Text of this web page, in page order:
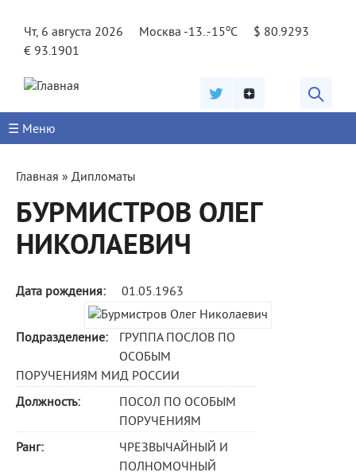
Чт, 6 августа 2026
Москва -13..-15oC
$ 80.9293
€ 93.1901
☰ Меню
Вы
здесь
Главная » Дипломаты
БУРМИСТРОВ ОЛЕГ
НИКОЛАЕВИЧ
Дата рождения: 01.05.1963
Подразделение:
ГРУППА ПОСЛОВ ПО
ОСОБЫМ
ПОРУЧЕНИЯМ МИД РОССИИ
Должность:
ПОСОЛ ПО ОСОБЫМ
ПОРУЧЕНИЯМ
Ранг:
ЧРЕЗВЫЧАЙНЫЙ И
ПОЛНОМОЧНЫЙ